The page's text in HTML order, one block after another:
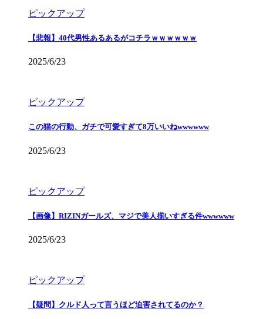
ピックアップ
【悲報】40代男性あるあるがコチラｗｗｗｗｗｗ
2025/6/23
ピックアップ
この猫の行動、ガチで可愛すぎて8万いいねwwwwww
2025/6/23
ピックアップ
【画像】RIZINガールズ、マジで美人揃いすぎる件wwwwww
2025/6/23
ピックアップ
【疑問】クルド人って言うほど迫害されてるのか？